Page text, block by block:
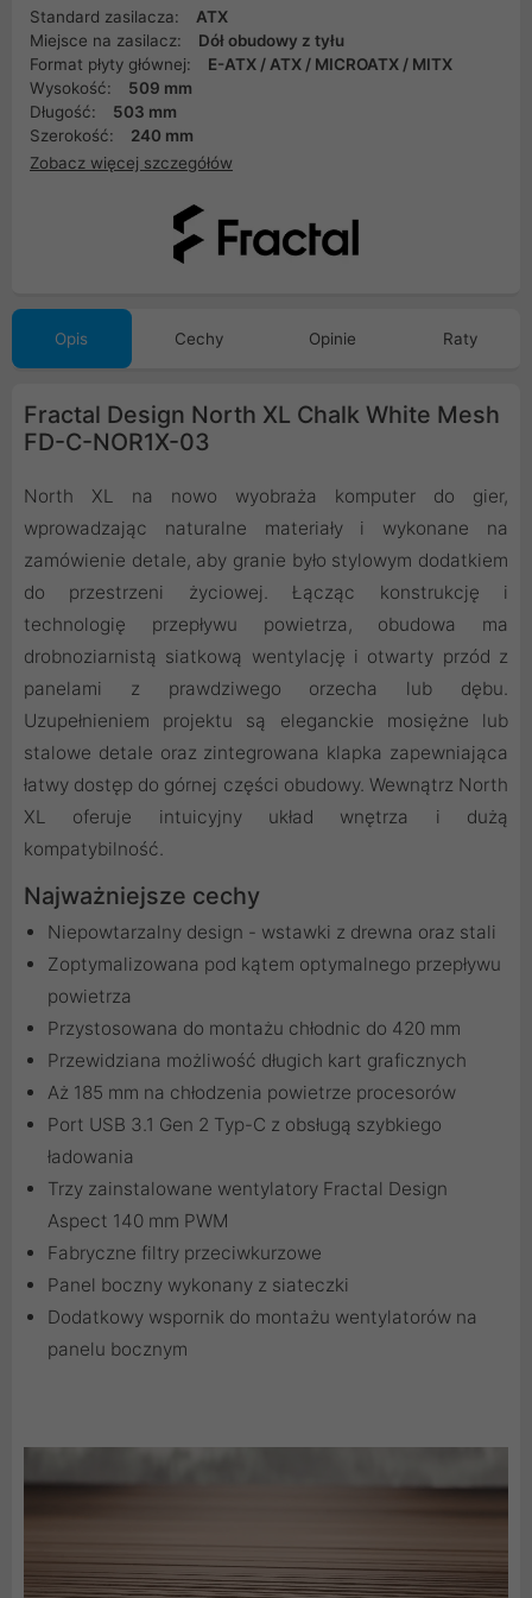
Standard zasilacza:
ATX
Miejsce na zasilacz:
Dół obudowy z tyłu
Format płyty głównej:
E-ATX / ATX / MICROATX / MITX
Wysokość:
509 mm
Długość:
503 mm
Szerokość:
240 mm
Zobacz więcej szczegółów
Opis Cechy Opinie Raty
Fractal Design North XL Chalk White Mesh
FD-C-NOR1X-03
North XL na nowo wyobraża komputer do gier,
wprowadzając naturalne materiały i wykonane na
zamówienie detale, aby granie było stylowym dodatkiem
do przestrzeni życiowej. Łącząc konstrukcję i
technologię przepływu powietrza, obudowa ma
drobnoziarnistą siatkową wentylację i otwarty przód z
panelami z prawdziwego orzecha lub dębu.
Uzupełnieniem projektu są eleganckie mosiężne lub
stalowe detale oraz zintegrowana klapka zapewniająca
łatwy dostęp do górnej części obudowy. Wewnątrz North
XL oferuje intuicyjny układ wnętrza i dużą
kompatybilność.
Najważniejsze cechy
Niepowtarzalny design - wstawki z drewna oraz stali
Zoptymalizowana pod kątem optymalnego przepływu
powietrza
Przystosowana do montażu chłodnic do 420 mm
Przewidziana możliwość długich kart graficznych
Aż 185 mm na chłodzenia powietrze procesorów
Port USB 3.1 Gen 2 Typ-C z obsługą szybkiego
ładowania
Trzy zainstalowane wentylatory Fractal Design
Aspect 140 mm PWM
Fabryczne filtry przeciwkurzowe
Panel boczny wykonany z siateczki
Dodatkowy wspornik do montażu wentylatorów na
panelu bocznym